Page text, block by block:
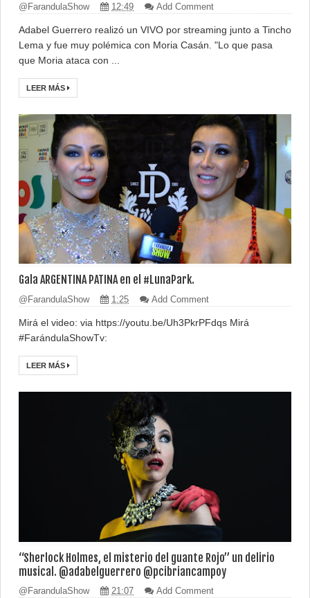
@FarandulaShow 12:49 Add Comment
Adabel Guerrero realizó un VIVO por streaming junto a Tincho
Lema y fue muy polémica con Moria Casán. "Lo que pasa
que Moria ataca con ...
LEER MÁS
Gala ARGENTINA PATINA en el #LunaPark.
@FarandulaShow 1:25 Add Comment
Mirá el video: via https://youtu.be/Uh3PkrPFdqs Mirá
#FarándulaShowTv:
LEER MÁS
“Sherlock Holmes, el misterio del guante Rojo” un delirio
musical. @adabelguerrero ‏@pcibriancampoy
@FarandulaShow 21:07 Add Comment